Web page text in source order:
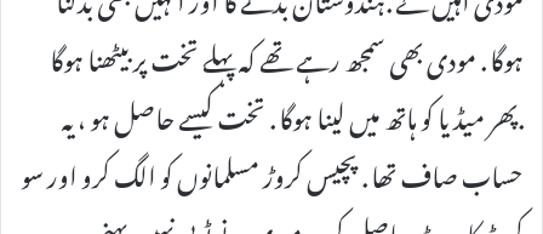
ہوگا . مودی بھی سمجھ رہے تھے کہ پہلے تخت پر بیٹھنا ہوگا
.پھر میڈیا کو ہاتھ میں لینا ہوگا . تخت کیسے حاصل ہو ، یہ
حساب صاف تھا . پچیس کروڑ مسلمانوں کو الگ کرو اور سو